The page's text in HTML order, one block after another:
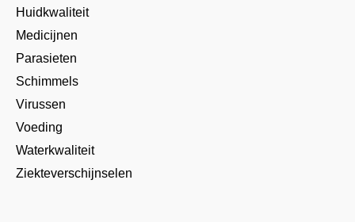
Huidkwaliteit
Medicijnen
Parasieten
Schimmels
Virussen
Voeding
Waterkwaliteit
Ziekteverschijnselen